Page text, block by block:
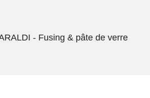
- Fusing & pâte de verre